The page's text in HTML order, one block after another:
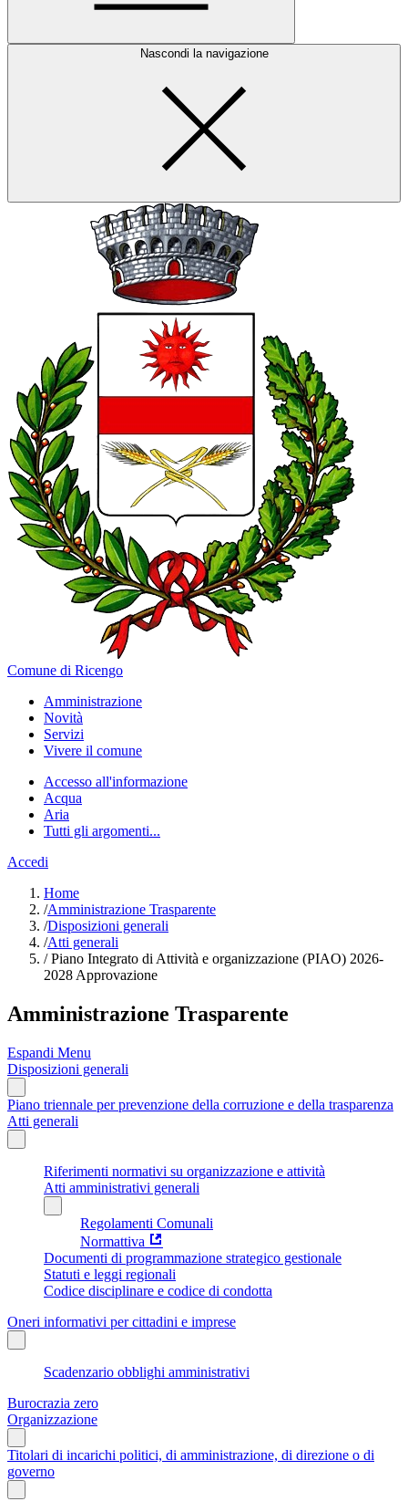
Nascondi la navigazione
Comune di Ricengo
Amministrazione
Novità
Servizi
Vivere il comune
Accesso all'informazione
Acqua
Aria
Tutti gli argomenti...
Accedi
Home
/Amministrazione Trasparente
/Disposizioni generali
/Atti generali
/Piano Integrato di Attività e organizzazione (PIAO) 2026-
2028 Approvazione
Amministrazione Trasparente
Espandi Menu
Disposizioni generali
Piano triennale per prevenzione della corruzione e della trasparenza
Atti generali
Riferimenti normativi su organizzazione e attività
Atti amministrativi generali
Regolamenti Comunali
Normattiva
Documenti di programmazione strategico gestionale
Statuti e leggi regionali
Codice disciplinare e codice di condotta
Oneri informativi per cittadini e imprese
Scadenzario obblighi amministrativi
Burocrazia zero
Organizzazione
Titolari di incarichi politici, di amministrazione, di direzione o di
governo